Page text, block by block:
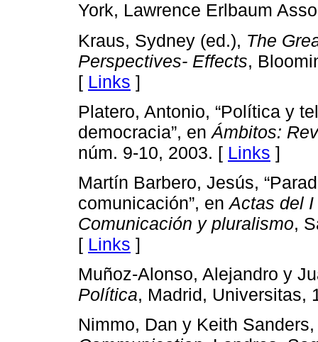
York, Lawrence Erlbaum
Kraus, Sydney (ed.), The
Perspectives- Effects,
[ Links ]
Platero, Antonio, “Política y
democracia”, enÁmbitos:
núm. 9-10, 2003. [ Links ]
Martín Barbero, Jesús,
comunicación”, enActas del
Comunicación y pluralismo,
[ Links ]
Muñoz-Alonso, Alejandro y
Política, Madrid, Universitas,
Nimmo, Dan y Keith